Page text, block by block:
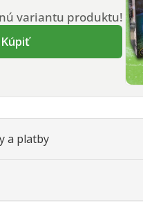
variantu produktu!
Kúpiť
a platby